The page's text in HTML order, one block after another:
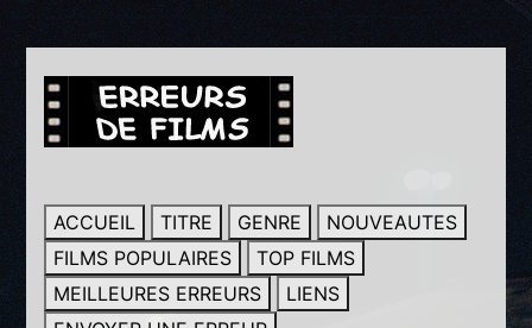
ACCUEIL TITRE GENRE
NOUVEAUTES
FILMS POPULAIRES
TOP FILMS
MEILLEURES ERREURS
LIENS